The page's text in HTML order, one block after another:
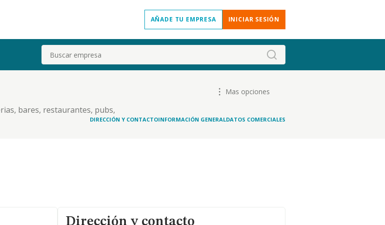
AÑADE TU EMPRESA INICIAR SESIÓN
Buscar
bares, restaurantes, pubs,
inmobiliarias.
Mas opciones
DIRECCIÓN Y CONTACTOINFORMACIÓN GENERALDATOS COMERCIALES
Dirección y contacto